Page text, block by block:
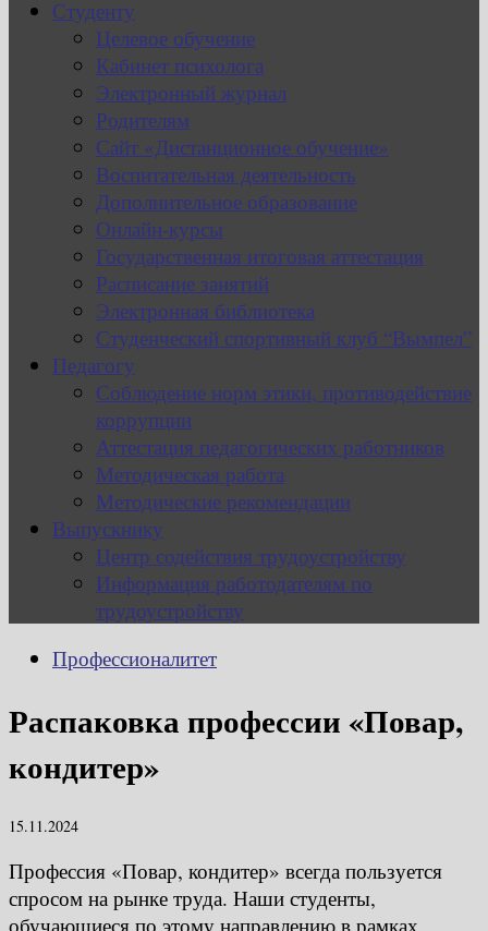
Студенту
Целевое обучение
Кабинет психолога
Электронный журнал
Родителям
Сайт «Дистанционное обучение»
Воспитательная деятельность
Дополнительное образование
Онлайн-курсы
Государственная итоговая аттестация
Расписание занятий
Электронная библиотека
Студенческий спортивный клуб “Вымпел”
Педагогу
Соблюдение норм этики, противодействие
коррупции
Аттестация педагогических работников
Методическая работа
Методические рекомендации
Выпускнику
Центр содействия трудоустройству
Информация работодателям по
трудоустройству
Профессионалитет
Распаковка профессии «Повар,
кондитер»
15.11.2024
Профессия «Повар, кондитер» всегда пользуется
спросом на рынке труда. Наши студенты,
обучающиеся по этому направлению в рамках